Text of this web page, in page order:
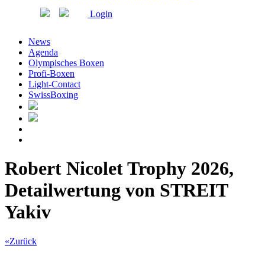
Login
News
Agenda
Olympisches Boxen
Profi-Boxen
Light-Contact
SwissBoxing
Robert Nicolet Trophy 2026,
Detailwertung von STREIT
Yakiv
«Zurück